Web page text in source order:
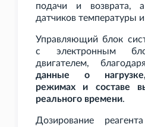
подачи и возврата,
датчиков температуры
Управляющий блок
с электронным
двигателем,
данные о
режимах и составе
реального времени.
Дозирование